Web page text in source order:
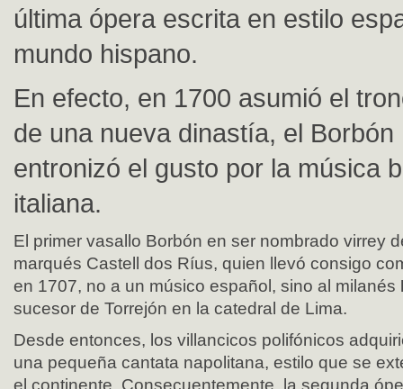
última ópera escrita en estilo
mundo hispano.
En efecto, en 1700 asumió el
de una nueva dinastía, el Borbón
entronizó el gusto por la música
italiana.
El primer vasallo Borbón en ser nombrado virrey
marqués Castell dos Ríus, quien llevó consigo
en 1707, no a un músico español, sino al milanés
sucesor de Torrejón en la catedral de Lima.
Desde entonces, los villancicos polifónicos
una pequeña cantata napolitana, estilo que se
el continente Consecuentemente, la segunda